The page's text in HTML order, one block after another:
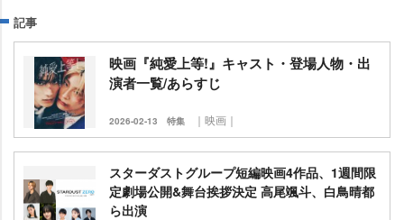
記事
映画『純愛上等!』キャスト・登場人物・出
演者一覧/あらすじ
2026-02-13 特集 ｜映画｜
スターダストグループ短編映画4作品、1週間限
定劇場公開&舞台挨拶決定 高尾颯斗、白鳥晴都
ら出演